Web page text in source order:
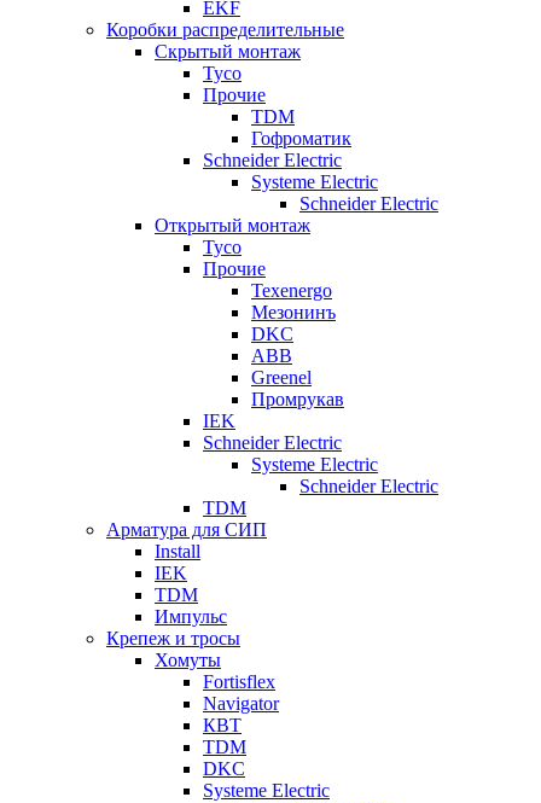
EKF
Коробки распределительные
Скрытый монтаж
Tyco
Прочие
TDM
Гофроматик
Schneider Electric
Systeme Electric
Schneider Electric
Открытый монтаж
Tyco
Прочие
Texenergo
Мезонинъ
DKC
ABB
Greenel
Промрукав
IEK
Schneider Electric
Systeme Electric
Schneider Electric
TDM
Арматура для СИП
Install
IEK
TDM
Импульс
Крепеж и тросы
Хомуты
Fortisflex
Navigator
КВТ
TDM
DKC
Systeme Electric